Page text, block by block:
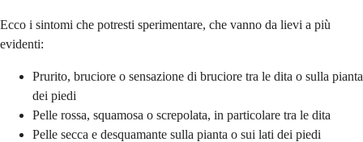
Ecco i sintomi che potresti sperimentare, che vanno da lievi a più
evidenti:
Prurito, bruciore o sensazione di bruciore tra le dita o sulla pianta
dei piedi
Pelle rossa, squamosa o screpolata, in particolare tra le dita
Pelle secca e desquamante sulla pianta o sui lati dei piedi